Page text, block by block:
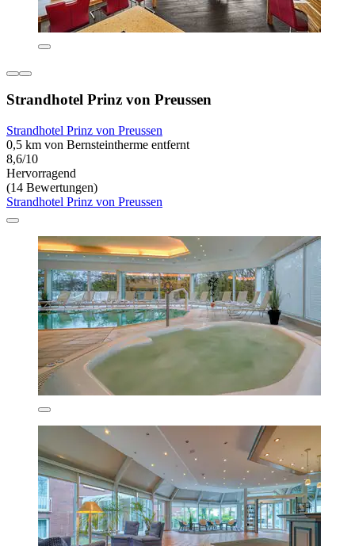
Strandhotel Prinz von Preussen
Strandhotel Prinz von Preussen
0,5 km von Bernsteintherme entfernt
8,6/10
Hervorragend
(14 Bewertungen)
Strandhotel Prinz von Preussen